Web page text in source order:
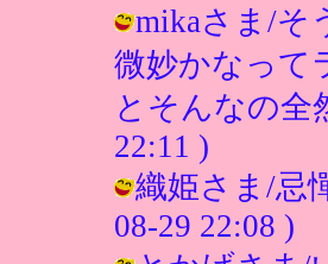
mikaさま/そ
微妙かなって
とそんなの全
22:11 )
織姫さま/忌
08-29 22:08 )